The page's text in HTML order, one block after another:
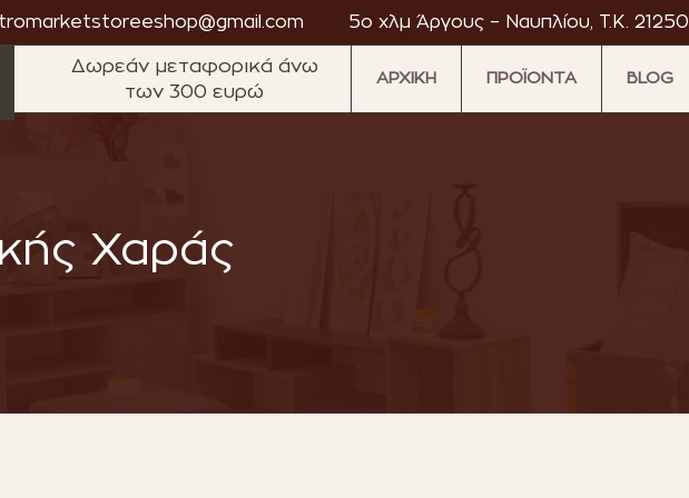
5ο χλμ Άργους – Ναυπλίου, T.K. 21250
Δωρεάν μεταφορικά άνω
των 300 ευρώ
ΑΡΧΙΚΗ ΠΡΟΪΟΝΤΑ BLOG
Χαράς
Astromarket
· Astromarket
· Astromarket
·